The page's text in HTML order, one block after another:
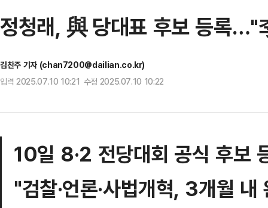
정청래, 與 당대표 후보 등록…"
김찬주 기자 (chan7200@dailian.co.kr)
입력 2025.07.10 10:21 수정 2025.07.10 10:22
10일 8·2 전당대회 공식 후보
"검찰·언론·사법개혁, 3개월 내